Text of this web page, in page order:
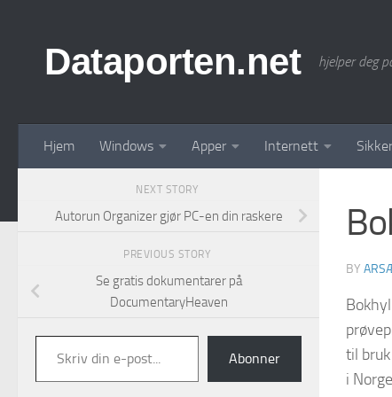
Dataporten.net hjelper deg
Hjem Windows Apper Internett
BY
til
i
NEXT STORY
Autorun Organizer gjør PC-en din raskere
PREVIOUS STORY
Se gratis dokumentarer på
DocumentaryHeaven
Skriv din e-post...
Abonner